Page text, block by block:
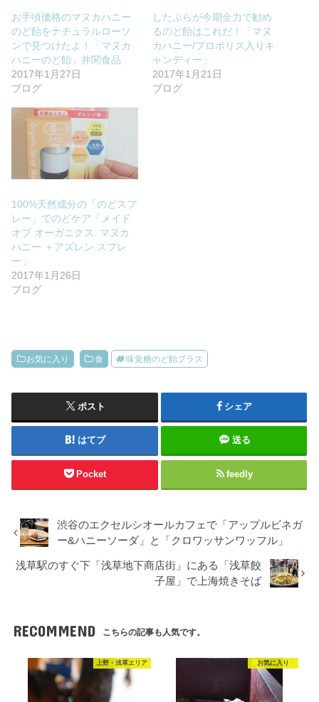
お手頃価格のマヌカハニー
のど飴をナチュラルローソ
ンで見つけたよ！「マヌカ
ハニーのど飴」井関食品
2017年1月27日
ブログ
したぷらが今期全力で勧め
るのど飴はこれだ！「マヌ
カハニー/プロポリス入りキ
ャンディー」
2017年1月21日
ブログ
100%天然成分の「のどスプ
レー」でのどケア「メイド
オブ オーガニクス. マヌカ
ハニー ＋アズレン スプレ
ー」
2017年1月26日
ブログ
お気に入り 食 味覚糖のど飴プラス
ポスト シェア
はてブ 送る
Pocket feedly
渋谷のエクセルシオールカフェで「アップルビネガ
ー&ハニーソーダ」と「クロワッサンワッフル」
浅草駅のすぐ下「浅草地下商店街」にある「浅草餃
子屋」で上海焼きそば
RECOMMEND こちらの記事も人気です。
上野・浅草エリア お気に入り